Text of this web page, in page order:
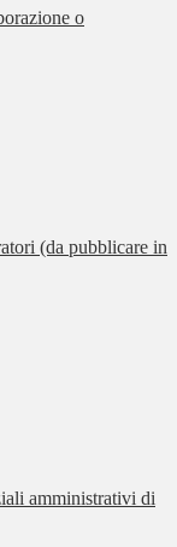
o
(da pubblicare in
amministrativi di